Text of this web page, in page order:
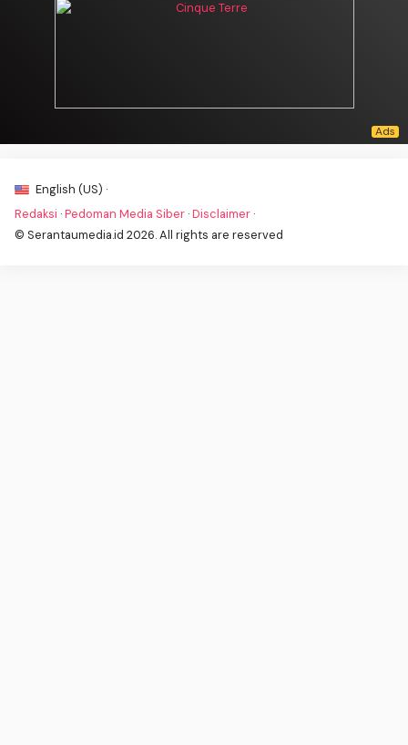
English (US) ·
Redaksi ·Pedoman Media Siber ·Disclaimer ·
© Serantaumedia.id 2026. All rights are reserved